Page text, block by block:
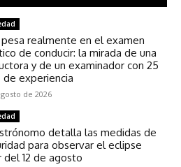
realmente en el examen
de conducir: la mirada de una
y de un examinador con 25
de experiencia
de 2026
detalla las medidas de
para observar el eclipse
del 12 de agosto